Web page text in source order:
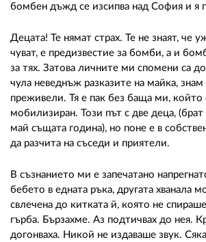
бомбен дъжд се изсипва над София и я
Децата! Те нямат страх. Те не знаят, че
чуват, е предизвестие за бомби, а и
за тях. Затова личните ми спомени са
чула неведнъж разказите на майка,
преживели. Тя е пак без баща ми, който
мобилизиран. Този път с две деца,
май същата година), но поне е в
да разчита на съседи и приятели.
В съзнанието ми е запечатано
бебето в едната ръка, другата хванала
свлечена до китката й, която не
гърба. Бързахме. Аз подтичвах до нея.
догонваха. Никой не издаваше звук.